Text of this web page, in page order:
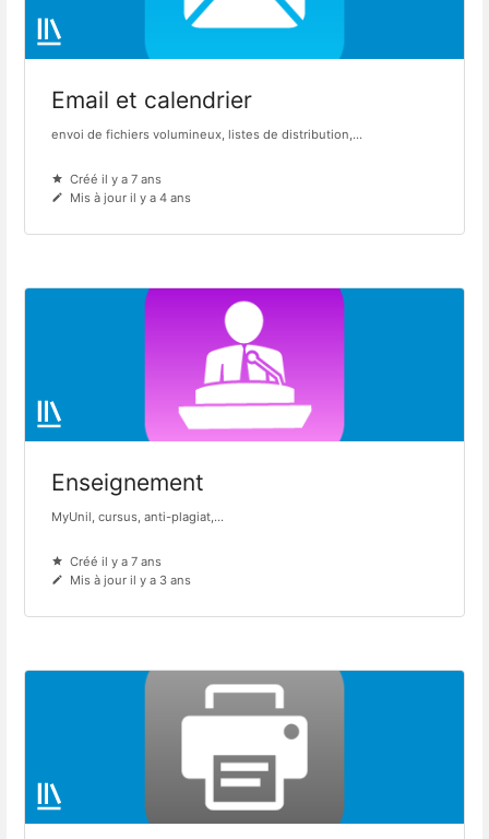
Email et calendrier
envoi de fichiers volumineux, listes de distribution,...
Créé il y a 7 ans
Mis à jour il y a 4 ans
Enseignement
MyUnil, cursus, anti-plagiat,...
Créé il y a 7 ans
Mis à jour il y a 3 ans